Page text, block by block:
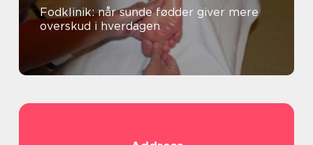
Fodklinik: når sunde fødder giver mere
overskud i hverdagen